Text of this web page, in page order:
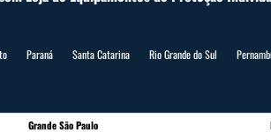
Paraná Santa Catarina Rio Grande do Sul
Grande São Paulo